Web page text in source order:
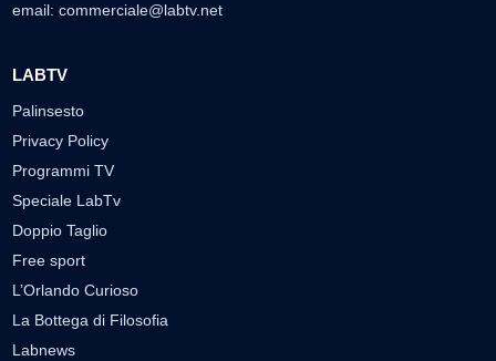
email: commerciale@labtv.net
LABTV
Palinsesto
Privacy Policy
Programmi TV
Speciale LabTv
Doppio Taglio
Free sport
L’Orlando Curioso
La Bottega di Filosofia
Labnews